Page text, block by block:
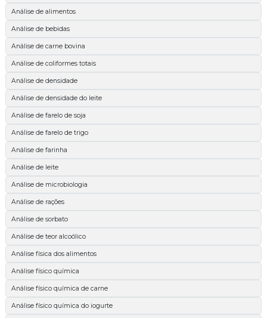
Análise de alimentos
Análise de bebidas
Análise de carne bovina
Análise de coliformes totais
Análise de densidade
Análise de densidade do leite
Análise de farelo de soja
Análise de farelo de trigo
Análise de farinha
Análise de leite
Análise de microbiologia
Análise de rações
Análise de sorbato
Análise de teor alcoólico
Análise física dos alimentos
Análise físico química
Análise físico química de carne
Análise físico química do iogurte